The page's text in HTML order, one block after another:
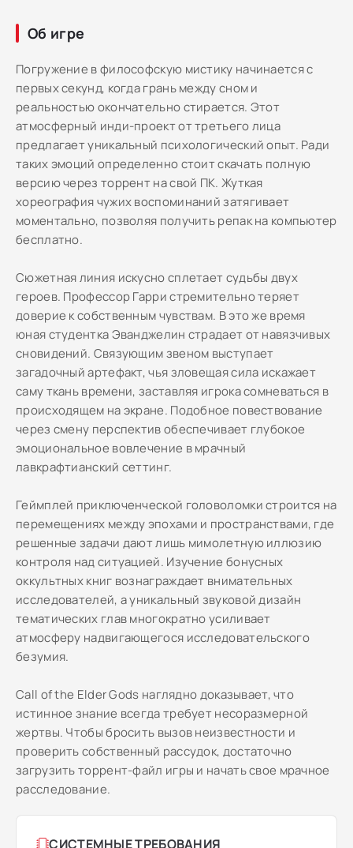
Об игре
Погружение в философскую мистику начинается с
первых секунд, когда грань между сном и
реальностью окончательно стирается. Этот
атмосферный инди-проект от третьего лица
предлагает уникальный психологический опыт. Ради
таких эмоций определенно стоит скачать полную
версию через торрент на свой ПК. Жуткая
хореография чужих воспоминаний затягивает
моментально, позволяя получить репак на компьютер
бесплатно.
Сюжетная линия искусно сплетает судьбы двух
героев. Профессор Гарри стремительно теряет
доверие к собственным чувствам. В это же время
юная студентка Эванджелин страдает от навязчивых
сновидений. Связующим звеном выступает
загадочный артефакт, чья зловещая сила искажает
саму ткань времени, заставляя игрока сомневаться в
происходящем на экране. Подобное повествование
через смену перспектив обеспечивает глубокое
эмоциональное вовлечение в мрачный
лавкрафтианский сеттинг.
Геймплей приключенческой головоломки строится на
перемещениях между эпохами и пространствами, где
решенные задачи дают лишь мимолетную иллюзию
контроля над ситуацией. Изучение бонусных
оккультных книг вознаграждает внимательных
исследователей, а уникальный звуковой дизайн
тематических глав многократно усиливает
атмосферу надвигающегося исследовательского
безумия.
Call of the Elder Gods наглядно доказывает, что
истинное знание всегда требует несоразмерной
жертвы. Чтобы бросить вызов неизвестности и
проверить собственный рассудок, достаточно
загрузить торрент-файл игры и начать свое мрачное
расследование.
СИСТЕМНЫЕ ТРЕБОВАНИЯ